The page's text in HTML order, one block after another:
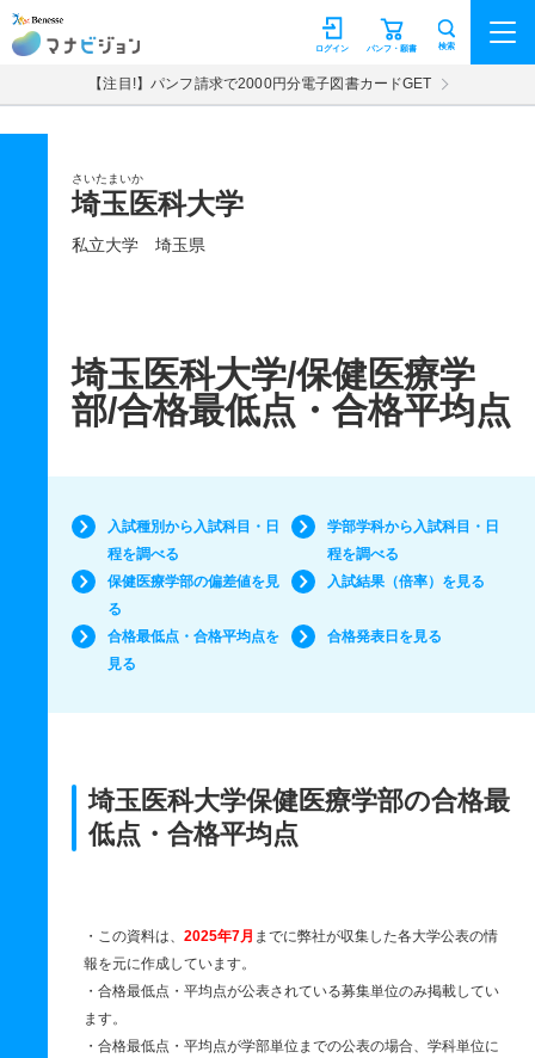
マナビジョン パンフ・願書
ログイン 検索
【注目!】パンフ請求で2000円分電子図書カードGET
さいたまいか
埼玉医科大学
私立大学 埼玉県
埼玉医科大学/保健医療学
部/合格最低点・合格平均点
入試種別から入試科目・日
程を調べる
学部学科から入試科目・日
程を調べる
保健医療学部の偏差値を見
る
入試結果（倍率）を見る
合格最低点・合格平均点を
見る
合格発表日を見る
埼玉医科大学保健医療学部の合格最
低点・合格平均点
・この資料は、 2025年7月 までに弊社が収集した各大学公表の情
報を元に作成しています。
・合格最低点・平均点が公表されている募集単位のみ掲載してい
ます。
・合格最低点・平均点が学部単位までの公表の場合、学科単位に